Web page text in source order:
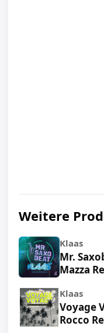
Weitere
Klaas
Mr.
Mazza
Klaas
Voyage
Rocco